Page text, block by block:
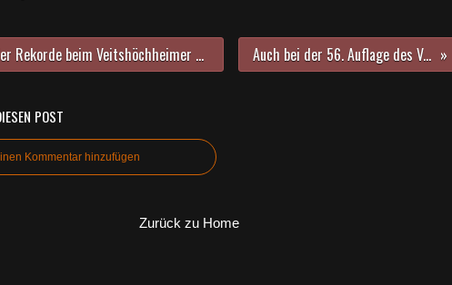
Ein Jahr der Rekorde beim Veitshöchheimer Stadtradeln - 157 aktive Radler legten 36.000 Kilometer zurück - Auf Platz drei in Unterfranken Auch bei der 56. Auflage des Veitshöchheimer Makrelenfestes sind die Steckerlfische der Renner
POST
Kommentar hinzufügen
Zurück zu Home